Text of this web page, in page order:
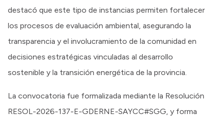
destacó que este tipo de instancias permiten fortalecer
los procesos de evaluación ambiental, asegurando la
transparencia y el involucramiento de la comunidad en
decisiones estratégicas vinculadas al desarrollo
sostenible y la transición energética de la provincia.
La convocatoria fue formalizada mediante la Resolución
RESOL-2026-137-E-GDERNE-SAYCC#SGG, y forma